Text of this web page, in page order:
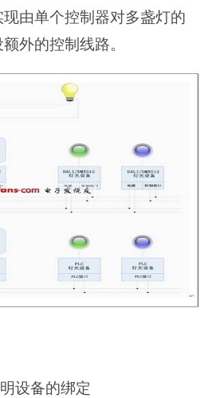
由单个控制器对多盏灯的
外的控制线路。
备的绑定